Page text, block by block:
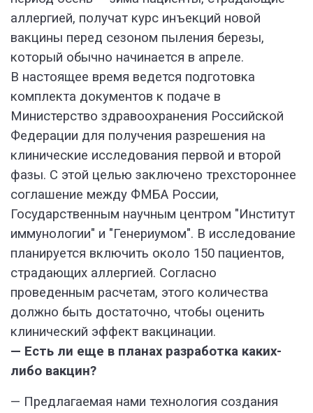
аллергией, получат курс инъекций новой
вакцины перед сезоном пыления березы,
который обычно начинается в апреле.
В настоящее время ведется подготовка
комплекта документов к подаче в
Министерство здравоохранения Российской
Федерации для получения разрешения на
клинические исследования первой и второй
фазы. С этой целью заключено трехстороннее
соглашение между ФМБА России,
Государственным научным центром "Институт
иммунологии" и "Генериумом". В исследование
планируется включить около 150 пациентов,
страдающих аллергией. Согласно
проведенным расчетам, этого количества
должно быть достаточно, чтобы оценить
клинический эффект вакцинации.
— Есть ли еще в планах разработка каких-
либо вакцин?
— Предлагаемая нами технология создания